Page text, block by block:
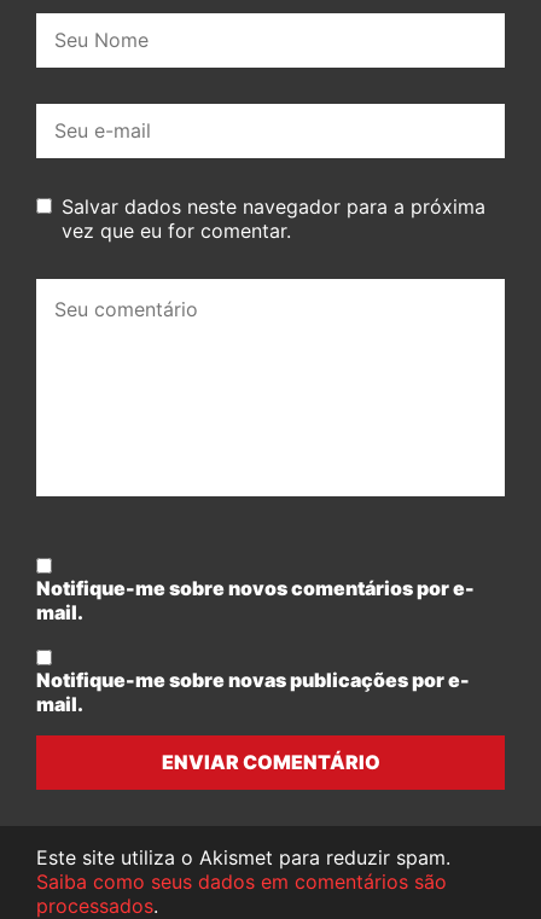
mail:
Salvar dados neste navegador para a próxima
vez que eu for comentar.
comentário:
Notifique-me sobre novos comentários por e-
mail.
Notifique-me sobre novas publicações por e-
mail.
ENVIAR COMENTÁRIO
Este site utiliza o Akismet para reduzir spam.
Saiba como seus dados em comentários são
processados.